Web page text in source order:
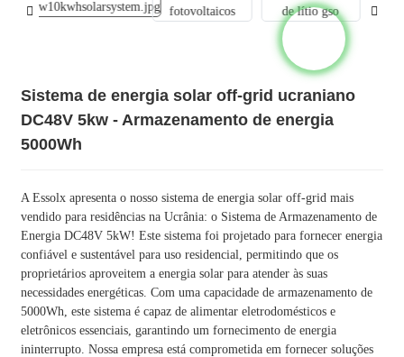
Sistema de energia solar off-grid ucraniano
DC48V 5kw - Armazenamento de energia
5000Wh
A Essolx apresenta o nosso sistema de energia solar off-grid mais
vendido para residências na Ucrânia: o Sistema de Armazenamento de
Energia DC48V 5kW! Este sistema foi projetado para fornecer energia
confiável e sustentável para uso residencial, permitindo que os
proprietários aproveitem a energia solar para atender às suas
necessidades energéticas. Com uma capacidade de armazenamento de
5000Wh, este sistema é capaz de alimentar eletrodomésticos e
eletrônicos essenciais, garantindo um fornecimento de energia
ininterrupto. Nossa empresa está comprometida em fornecer soluções